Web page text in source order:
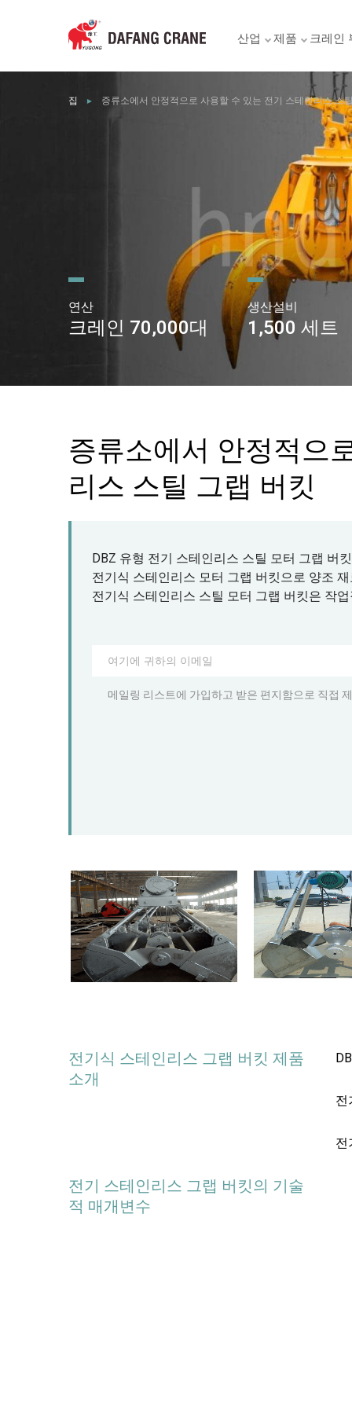
산업 제품 크레인
집 ► 증류소에서 안정적으로 사용할 수 있는 전기 스테인리스 스
연산
크레인 70,000대
생산설비
1,500 세트
증류소에서 안정적으
리스 스틸 그랩 버킷
DBZ 유형 전기 스테인리스 스틸 모터 그랩 버
전기식 스테인리스 모터 그랩 버킷으로 양조
전기식 스테인리스 스틸 모터 그랩 버킷은 작
메일링 리스트에 가입하고 받은 편지함으로 직접
전기식 스테인리스 그랩 버킷 제품
소개
전기 스테인리스 그랩 버킷의 기술
적 매개변수